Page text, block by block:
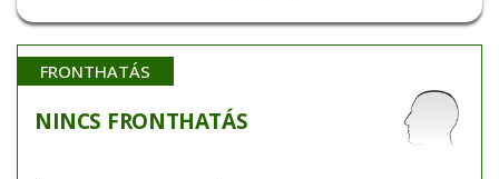
FRONTHATÁS
NINCS FRONTHATÁS